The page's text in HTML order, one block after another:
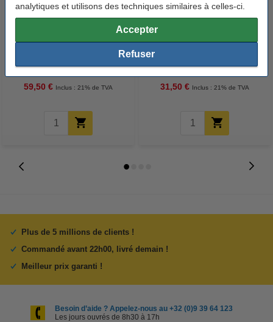
analytiques et utilisons des techniques similaires à celles-ci.
Accepter
Refuser
123encre rouleau de papier
brillant 610 mm (24 pouces) x
59,50 € Inclus : 21% de TVA
123encre rouleau de papier
31,50 € Inclus : 21% de TVA
Plus de 5 millions de clients !
Commandé avant 22h00, livré demain !
Meilleur prix garanti !
Besoin d’aide ? Appelez-nous au +32 (0)9 39 64 123
Les jours ouvrés de 8h30 à 17h